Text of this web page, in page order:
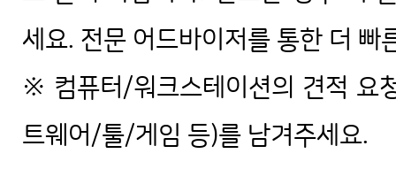
세요. 전문 어드바이저를 통한 더 빠
※ 컴퓨터/워크스테이션의 견적 요
트웨어/툴/게임 등)를 남겨주세요.